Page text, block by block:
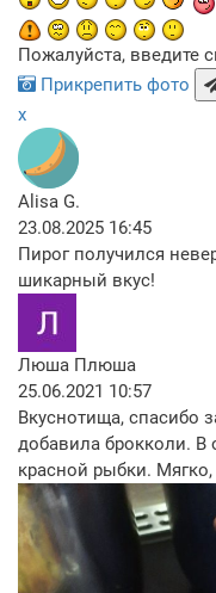
Пожалуйста, введите
Прикрепить фото
x
Alisa G.
23.08.2025 16:45
Пирог получился
шикарный вкус!
Люша Плюша
25.06.2021 10:57
Вкуснотища, спасибо
добавила брокколи. В
красной рыбки.